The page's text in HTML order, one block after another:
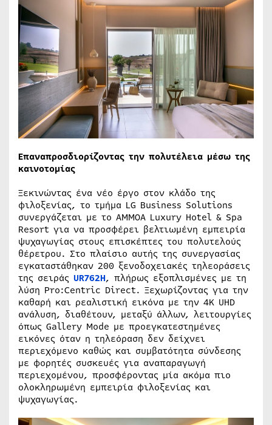
Επαναπροσδιορίζοντας την πολυτέλεια μέσω της
καινοτομίας
Ξεκινώντας ένα νέο έργο στον κλάδο της
φιλοξενίας, το τμήμα LG Business Solutions
συνεργάζεται με το AMMOA Luxury Hotel & Spa
Resort για να προσφέρει βελτιωμένη εμπειρία
ψυχαγωγίας στους επισκέπτες του πολυτελούς
θέρετρου. Στο πλαίσιο αυτής της συνεργασίας
εγκαταστάθηκαν 200 ξενοδοχειακές τηλεοράσεις
της σειράς UR762H, πλήρως εξοπλισμένες με τη
λύση Pro:Centric Direct. Ξεχωρίζοντας για την
καθαρή και ρεαλιστική εικόνα με την 4K UHD
ανάλυση, διαθέτουν, μεταξύ άλλων, λειτουργίες
όπως Gallery Mode με προεγκατεστημένες
εικόνες όταν η τηλεόραση δεν δείχνει
περιεχόμενο καθώς και συμβατότητα σύνδεσης
με φορητές συσκευές για αναπαραγωγή
περιεχομένου, προσφέροντας μία ακόμα πιο
ολοκληρωμένη εμπειρία φιλοξενίας και
ψυχαγωγίας.